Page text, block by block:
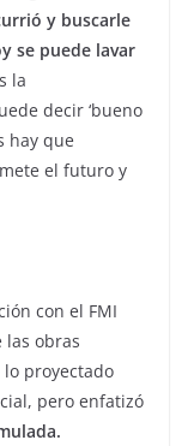
y buscarle
se puede lavar
la
decir ‘bueno
hay que
el futuro y
con el FMI
las obras
proyectado
pero enfatizó